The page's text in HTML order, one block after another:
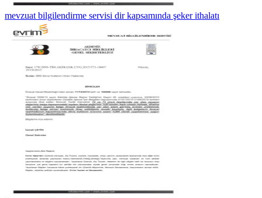
mevzuat bilgilendirme servisi dir kapsamında şeker ithalatı